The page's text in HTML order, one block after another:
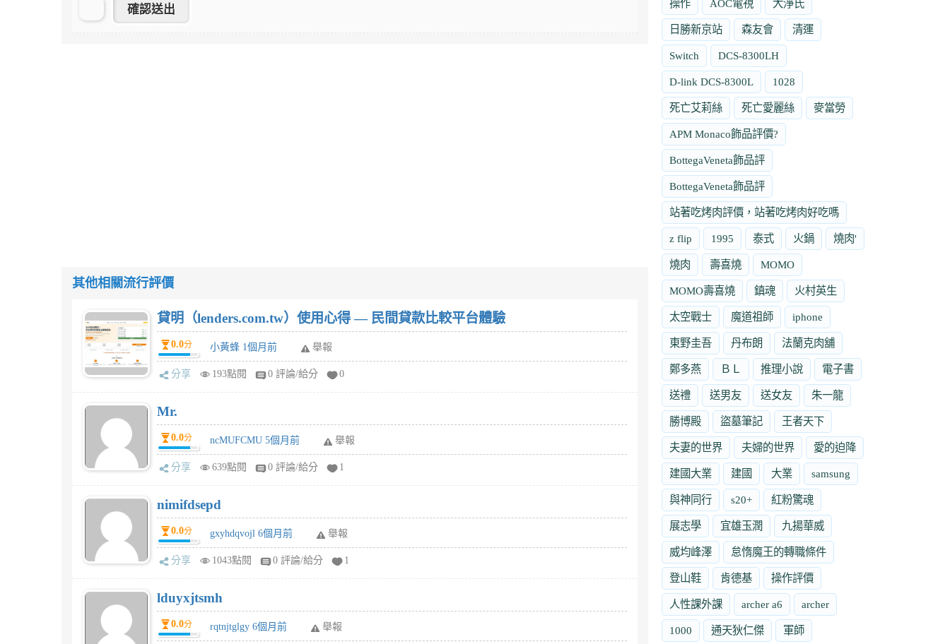
其他相關流行評價
貸明（lenders.com.tw）使用心得 — 民間貸款比較平台體驗
0.0分 小黃蜂 1個月前 舉報
分享 193點閱 0 評論/給分 0
Mr.
0.0分 ncMUFCMU 5個月前 舉報
分享 639點閱 0 評論/給分 1
nimifdsepd
0.0分 gxyhdqvojl 6個月前 舉報
分享 1043點閱 0 評論/給分 1
lduyxjtsmh
0.0分 rqtnjtglgy 6個月前 舉報
操作 AOC電視 大淨氏
日勝新京站 森友會 清運
Switch DCS-8300LH
D-link DCS-8300L 1028
死亡艾莉絲 死亡愛麗絲 麥當勞
APM Monaco飾品評價?
BottegaVeneta飾品評
BottegaVeneta飾品評
站著吃烤肉評價，站著吃烤肉好吃嗎
z flip 1995 泰式 火鍋 燒肉'
燒肉 壽喜燒 MOMO
MOMO壽喜燒 鎮魂 火村英生
太空戰士 魔道祖師 iphone
東野圭吾 丹布朗 法蘭克肉舖
鄭多燕 ＢＬ 推理小說 電子書
送禮 送男友 送女友 朱一龍
勝博殿 盜墓筆記 王者天下
夫妻的世界 夫婦的世界 愛的迫降
建國大業 建國 大業 samsung
與神同行 s20+ 紅粉驚魂
展志學 宜雄玉潤 九揚華威
威均峰澤 怠惰魔王的轉職條件
登山鞋 肯德基 操作評價
人性課外課 archer a6 archer
1000 通天狄仁傑 軍師